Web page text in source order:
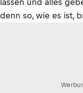
lassen und alles
denn so, wie es ist,